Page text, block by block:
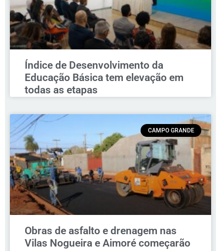
Índice de Desenvolvimento da
Educação Básica tem elevação em
todas as etapas
CAMPO GRANDE
Obras de asfalto e drenagem nas
Vilas Nogueira e Aimoré começarão